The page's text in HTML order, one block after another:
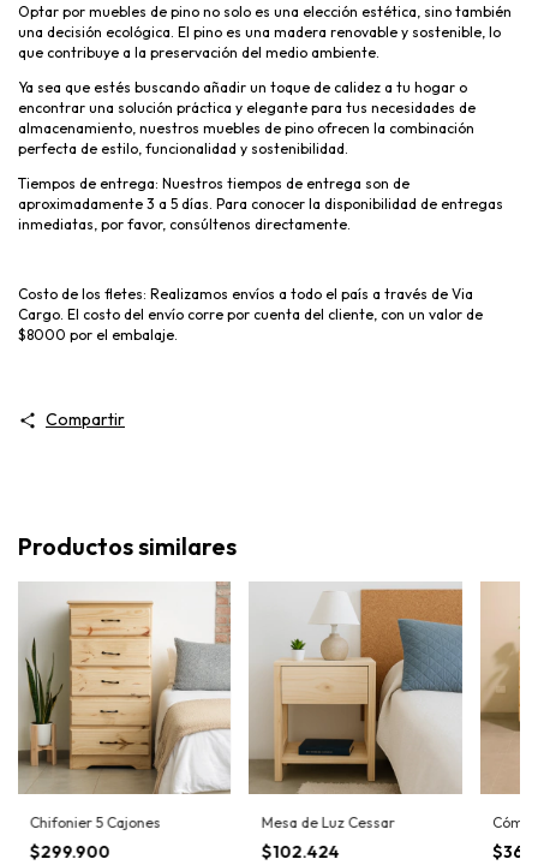
Optar por muebles de pino no solo es una elección estética, sino también
una decisión ecológica. El pino es una madera renovable y sostenible, lo
que contribuye a la preservación del medio ambiente.
Ya sea que estés buscando añadir un toque de calidez a tu hogar o
encontrar una solución práctica y elegante para tus necesidades de
almacenamiento, nuestros muebles de pino ofrecen la combinación
perfecta de estilo, funcionalidad y sostenibilidad.
Tiempos de entrega: Nuestros tiempos de entrega son de
aproximadamente 3 a 5 días. Para conocer la disponibilidad de entregas
inmediatas, por favor, consúltenos directamente.
Costo de los fletes: Realizamos envíos a todo el país a través de Via
Cargo. El costo del envío corre por cuenta del cliente, con un valor de
$8000 por el embalaje.
Compartir
Productos similares
Chifonier 5 Cajones
$299.900
Mesa de Luz Cessar
$102.424